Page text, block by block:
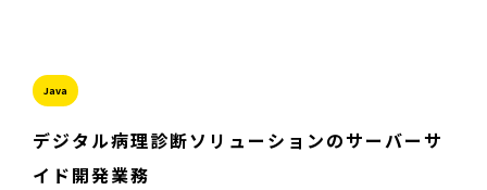
Java
デジタル病理診断ソリューションのサーバーサ
イド開発業務